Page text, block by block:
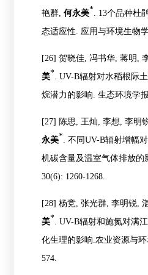
艳群, 何永美* . 13个品种杜
态适应性
应用与环境生物
[26] 贺晓佳, 冯书华, 蒋明
美* . UV-B辐射对水稻根际
烷潜力的影响 生态环境学报
[27] 陈思 王灿 李想 李明
永美* 不同UV-B辐射增幅
机碳含量及温室气体排放的
30(6): 1260-1268.
[28] 杨竞, 张光群, 李明锐,
美* . UV-B辐射和施氮对满
化生理的影响 农业资源与
574.